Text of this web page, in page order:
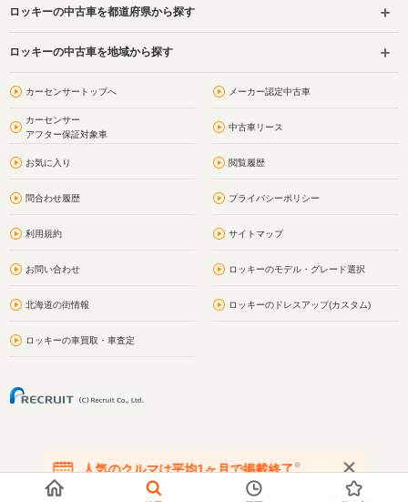
ロッキーの中古車を都道府県から探す
ロッキーの中古車を地域から探す
カーセンサートップへ メーカー認定中古車
カーセンサー
アフター保証対象車
中古車リース
お気に入り 閲覧履歴
問合わせ履歴 プライバシーポリシー
利用規約 サイトマップ
お問い合わせ ロッキーのモデル・グレード選択
北海道の街情報 ロッキーのドレスアップ(カスタム)
ロッキーの車買取・車査定
人気のクルマは平均1ヶ月で掲載終了※
在庫が無くなる前にお問い合わせください